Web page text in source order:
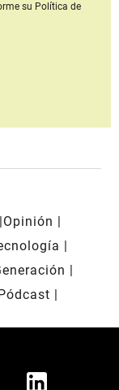
su Política de
Opinión